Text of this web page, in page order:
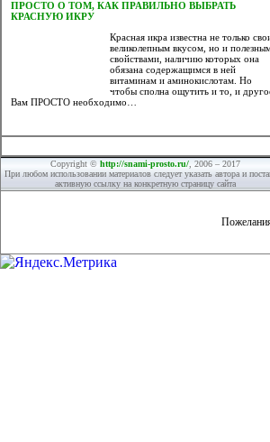
ПРОСТО О ТОМ, КАК ПРАВИЛЬНО ВЫБРАТЬ
КРАСНУЮ ИКРУ
Красная икра известна не только
великолепным вкусом, но и
свойствами, наличию которых она
обязана содержащимся в ней
витаминам и аминокислотам. Но
чтобы сполна ощутить и то, и
Вам ПРОСТО необходимо…
Copyright © http://snami-prosto.ru/, 2006 – 2017
При любом использовании материалов следует указать автора и
активную ссылку на конкретную страницу сайта